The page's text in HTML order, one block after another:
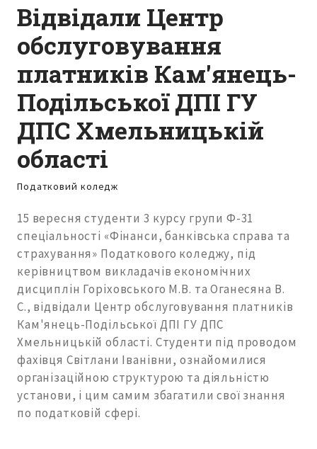
Відвідали Центр
обслуговування
платників Кам'янець-
Подільської ДПІ ГУ
ДПС Хмельницькій
області
Податковий коледж
15 вересня студенти 3 курсу групи Ф-31
спеціальності «Фінанси, банківська справа та
страхування» Податкового коледжу, під
керівництвом викладачів економічних
дисциплін Горіховського М.В. та Оганесяна В.
С., відвідали Центр обслуговування платників
Кам'янець-Подільської ДПІ ГУ ДПС
Хмельницькій області. Студенти під проводом
фахівця Світлани Іванівни, ознайомилися
організаційною структурою та діяльністю
установи, і цим самим збагатили свої знання
по податковій сфері.